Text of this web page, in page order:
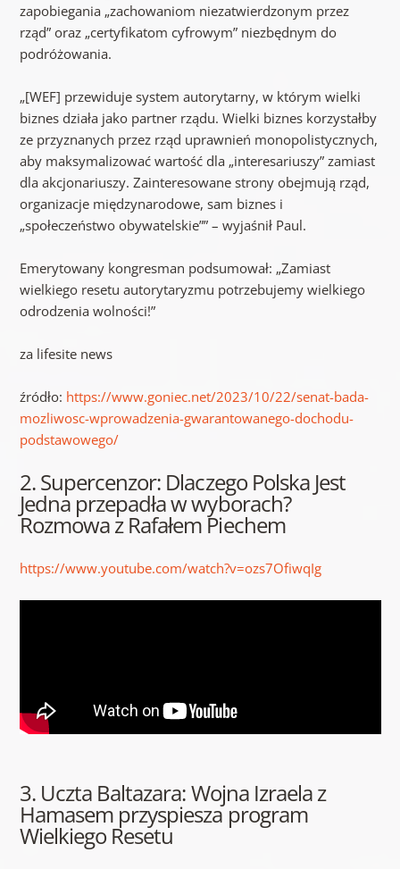
zapobiegania „zachowaniom niezatwierdzonym przez
rząd” oraz „certyfikatom cyfrowym” niezbędnym do
podróżowania.
„[WEF] przewiduje system autorytarny, w którym wielki
biznes działa jako partner rządu. Wielki biznes korzystałby
ze przyznanych przez rząd uprawnień monopolistycznych,
aby maksymalizować wartość dla „interesariuszy” zamiast
dla akcjonariuszy. Zainteresowane strony obejmują rząd,
organizacje międzynarodowe, sam biznes i
„społeczeństwo obywatelskie”” – wyjaśnił Paul.
Emerytowany kongresman podsumował: „Zamiast
wielkiego resetu autorytaryzmu potrzebujemy wielkiego
odrodzenia wolności!”
za lifesite news
źródło: https://www.goniec.net/2023/10/22/senat-bada-
mozliwosc-wprowadzenia-gwarantowanego-dochodu-
podstawowego/
2. Supercenzor: Dlaczego Polska Jest
Jedna przepadła w wyborach?
Rozmowa z Rafałem Piechem
https://www.youtube.com/watch?v=ozs7OfiwqIg
3. Uczta Baltazara: Wojna Izraela z
Hamasem przyspiesza program
Wielkiego Resetu